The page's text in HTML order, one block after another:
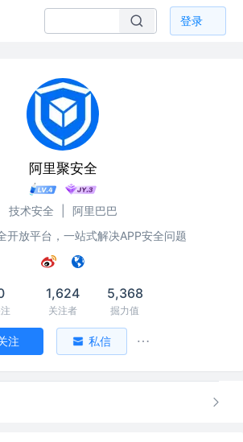
登录
阿里聚安全
技术安全
阿里巴巴
开放平台，一站式解决APP安全问题
1,624
关注者
5,368
掘力值
注 私信